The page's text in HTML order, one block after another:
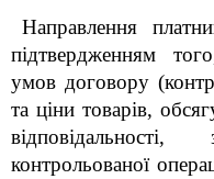
Направлення
підтвердженням
умов договору
та ціни товарів,
контрольованої